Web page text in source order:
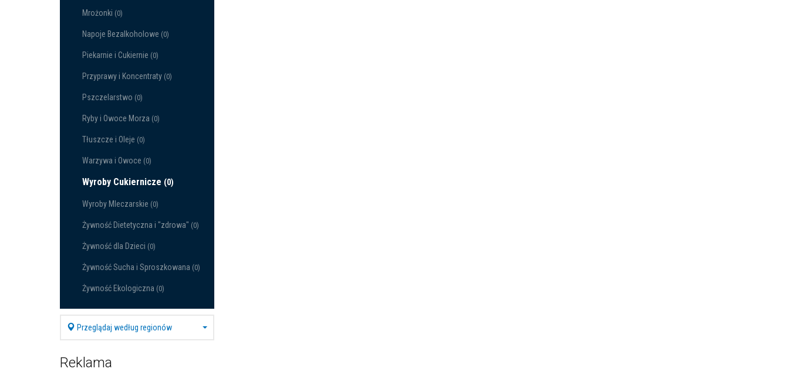
Mrożonki (0)
Napoje Bezalkoholowe (0)
Piekarnie i Cukiernie (0)
Przyprawy i Koncentraty (0)
Pszczelarstwo (0)
Ryby i Owoce Morza (0)
Tłuszcze i Oleje (0)
Warzywa i Owoce (0)
Wyroby Cukiernicze (0)
Wyroby Mleczarskie (0)
Żywność Dietetyczna i "zdrowa" (0)
Żywność dla Dzieci (0)
Żywność Sucha i Sproszkowana (0)
Żywność Ekologiczna (0)
Przeglądaj według regionów
Reklama